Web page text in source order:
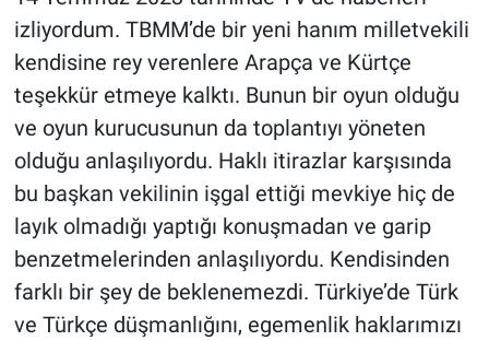
izliyordum. TBMM’de bir yeni hanım milletvekili
kendisine rey verenlere Arapça ve Kürtçe
teşekkür etmeye kalktı. Bunun bir oyun olduğu
ve oyun kurucusunun da toplantıyı yöneten
olduğu anlaşılıyordu. Haklı itirazlar karşısında
bu başkan vekilinin işgal ettiği mevkiye hiç de
layık olmadığı yaptığı konuşmadan ve garip
benzetmelerinden anlaşılıyordu. Kendisinden
farklı bir şey de beklenemezdi. Türkiye’de Türk
ve Türkçe düşmanlığını, egemenlik haklarımızı